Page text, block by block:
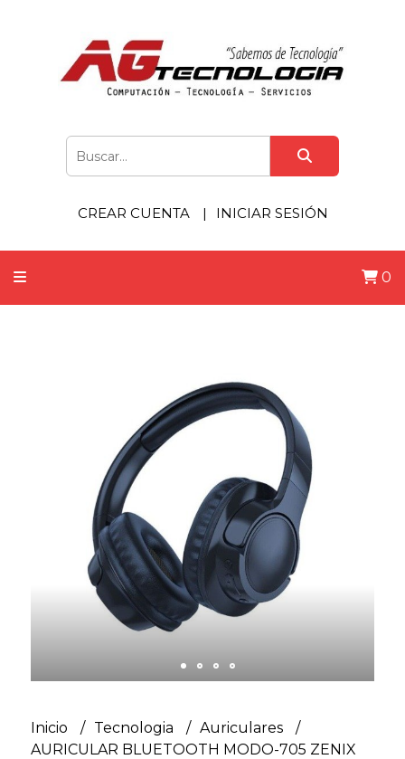
CREAR CUENTA INICIAR SESIÓN
0
Inicio Tecnologia
Auriculares
AURICULAR BLUETOOTH MODO-705 ZENIX